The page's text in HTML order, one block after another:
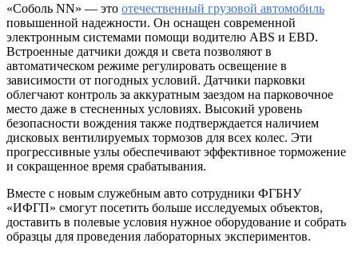
«Соболь NN» — это отечественный грузовой автомобиль
повышенной надежности. Он оснащен современной
электронным системами помощи водителю ABS и EBD.
Встроенные датчики дождя и света позволяют в
автоматическом режиме регулировать освещение в
зависимости от погодных условий. Датчики парковки
облегчают контроль за аккуратным заездом на парковочное
место даже в стесненных условиях. Высокий уровень
безопасности вождения также подтверждается наличием
дисковых вентилируемых тормозов для всех колес. Эти
прогрессивные узлы обеспечивают эффективное торможение
и сокращенное время срабатывания.
Вместе с новым служебным авто сотрудники ФГБНУ
«ИФГП» смогут посетить больше исследуемых объектов,
доставить в полевые условия нужное оборудование и собрать
образцы для проведения лабораторных экспериментов.